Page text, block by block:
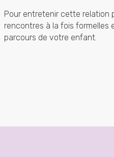
Pour entretenir cette relation
rencontres à la fois formelles
parcours de votre enfant.